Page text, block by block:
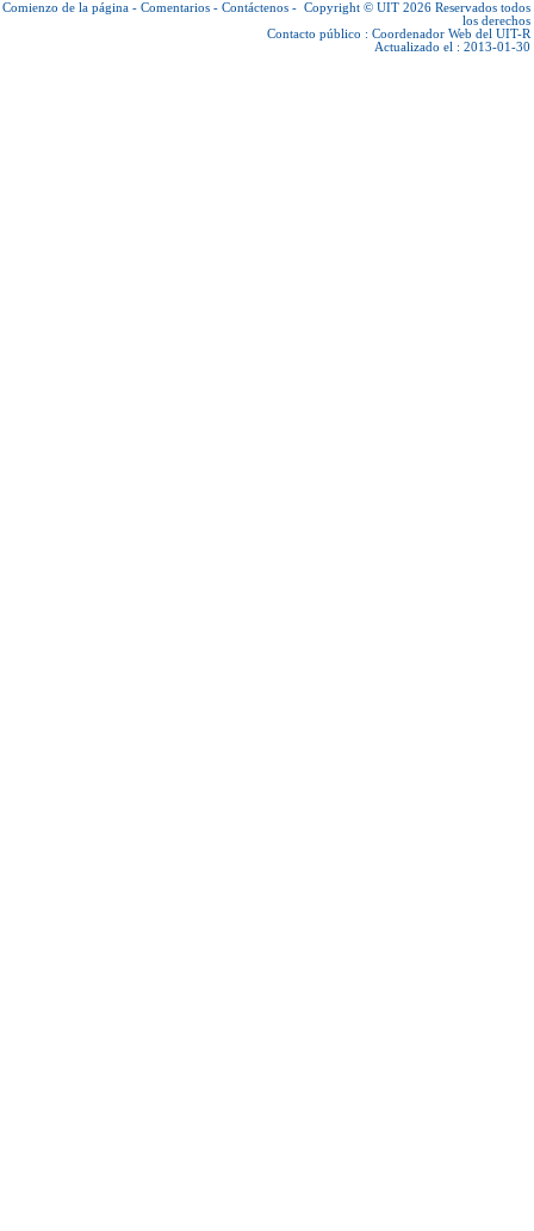
Comienzo de la página - Comentarios - Contáctenos - Copyright © UIT 2026 Reservados todos
los derechos
Contacto público : Coordenador Web del UIT-R
Actualizado el : 2013-01-30